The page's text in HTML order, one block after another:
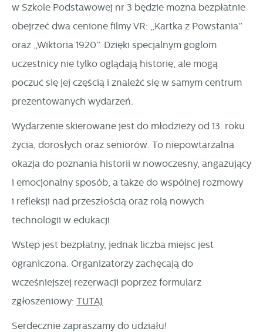
w Szkole Podstawowej nr 3 będzie można bezpłatnie
obejrzeć dwa cenione filmy VR: „Kartka z Powstania”
oraz „Wiktoria 1920”. Dzięki specjalnym goglom
uczestnicy nie tylko oglądają historię, ale mogą
poczuć się jej częścią i znaleźć się w samym centrum
prezentowanych wydarzeń.
Wydarzenie skierowane jest do młodzieży od 13. roku
życia, dorosłych oraz seniorów. To niepowtarzalna
okazja do poznania historii w nowoczesny, angażujący
i emocjonalny sposób, a także do wspólnej rozmowy
i refleksji nad przeszłością oraz rolą nowych
technologii w edukacji.
Wstęp jest bezpłatny, jednak liczba miejsc jest
ograniczona. Organizatorzy zachęcają do
wcześniejszej rezerwacji poprzez formularz
zgłoszeniowy: TUTAJ
Serdecznie zapraszamy do udziału!
internetowych pod względem ich popularności wśród
użytkowników. Zgromadzone informacje są przetwarzane w
formie zanonimizowanej. Wyrażenie zgody na analityczne
Dzięki reklamowym plikom cookies prezentujemy Ci
najciekawsze informacje i aktualności na stronach naszych
partnerów.
Promocyjne pliki cookies służą do prezentowania Ci naszych
komunikatów na podstawie analizy Twoich upodobań oraz
Twoich zwyczajów dotyczących przeglądanej witryny
stronach podmiotów trzecich lub firm będących naszymi
partnerami oraz innych dostawców usług. Firmy te działają
w charakterze pośredników prezentujących nasze treści w
postaci wiadomości, ofert, komunikatów mediów
Więcej